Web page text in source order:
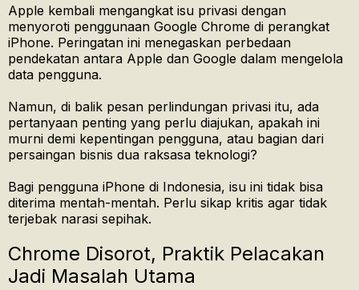
Apple kembali mengangkat isu privasi dengan
menyoroti penggunaan Google Chrome di perangkat
iPhone. Peringatan ini menegaskan perbedaan
pendekatan antara Apple dan Google dalam mengelola
data pengguna.
Namun, di balik pesan perlindungan privasi itu, ada
pertanyaan penting yang perlu diajukan, apakah ini
murni demi kepentingan pengguna, atau bagian dari
persaingan bisnis dua raksasa teknologi?
Bagi pengguna iPhone di Indonesia, isu ini tidak bisa
diterima mentah-mentah. Perlu sikap kritis agar tidak
terjebak narasi sepihak.
Chrome Disorot, Praktik Pelacakan
Jadi Masalah Utama